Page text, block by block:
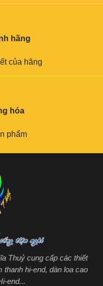
hãng
của hãng
hóa
phẩm
Thuỷ cung cấp các thiết
thanh hi-end, dàn loa cao
end...